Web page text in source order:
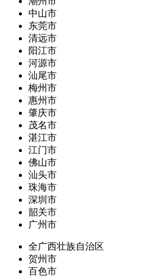
中山市
东莞市
清远市
阳江市
河源市
汕尾市
梅州市
惠州市
肇庆市
茂名市
湛江市
江门市
佛山市
汕头市
珠海市
深圳市
韶关市
广州市
全广西壮族自治区
贺州市
百色市